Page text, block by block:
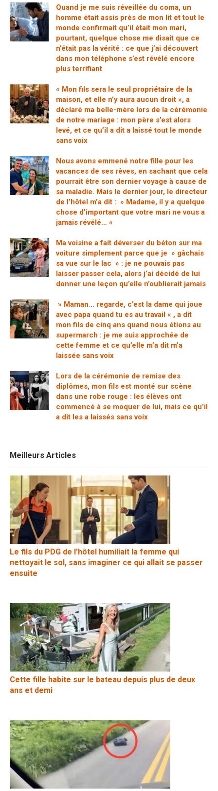
Quand je me suis réveillée du coma, un
homme était assis près de mon lit et tout le
monde confirmait qu’il était mon mari,
pourtant, quelque chose me disait que ce
n’était pas la vérité : ce que j’ai découvert
dans mon téléphone s’est révélé encore
plus terrifiant
« Mon fils sera le seul propriétaire de la
maison, et elle n’y aura aucun droit », a
déclaré ma belle-mère lors de la cérémonie
de notre mariage : mon père s’est alors
levé, et ce qu’il a dit a laissé tout le monde
sans voix
Nous avons emmené notre fille pour les
vacances de ses rêves, en sachant que cela
pourrait être son dernier voyage à cause de
sa maladie. Mais le dernier jour, le directeur
de l’hôtel m’a dit : » Madame, il y a quelque
chose d’important que votre mari ne vous a
jamais révélé… «
Ma voisine a fait déverser du béton sur ma
voiture simplement parce que je » gâchais
sa vue sur le lac » : je ne pouvais pas
laisser passer cela, alors j’ai décidé de lui
donner une leçon qu’elle n’oublierait jamais
» Maman… regarde, c’est la dame qui joue
avec papa quand tu es au travail « , a dit
mon fils de cinq ans quand nous étions au
supermarch : je me suis approchée de
cette femme et ce qu’elle m’a dit m’a
laissée sans voix
Lors de la cérémonie de remise des
diplômes, mon fils est monté sur scène
dans une robe rouge : les élèves ont
commencé à se moquer de lui, mais ce qu’il
a dit les a laissés sans voix
Meilleurs Articles
Le fils du PDG de l’hôtel humiliait la femme qui
nettoyait le sol, sans imaginer ce qui allait se passer
ensuite
Cette fille habite sur le bateau depuis plus de deux
ans et demi